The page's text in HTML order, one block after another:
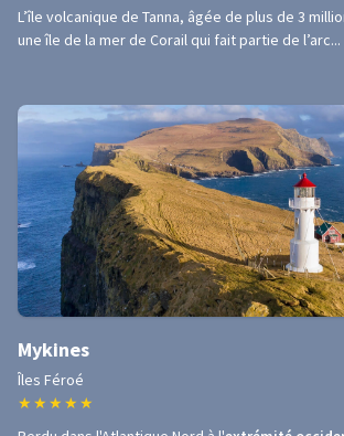
L’île volcanique de Tanna, âgée de plus de 3
une île de la mer de Corail qui fait partie de l’arc...
Mykines
Îles Féroé
★ ★ ★ ★ ★